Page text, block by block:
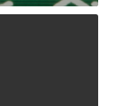
杂谈